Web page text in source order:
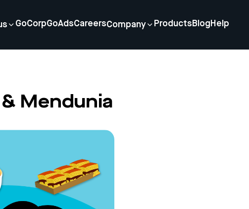
GoCorpGoAdsCareersCompany Products Blog Help
Mendunia